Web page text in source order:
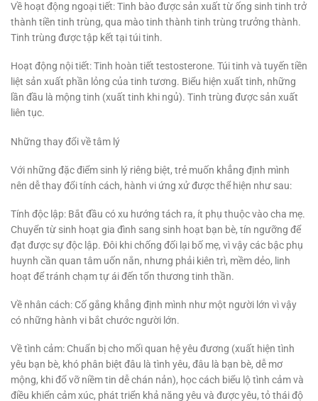
Về hoạt động ngoại tiết: Tinh bào được sản xuất từ ống sinh tinh trở
thành tiền tinh trùng, qua mào tinh thành tinh trùng trưởng thành.
Tinh trùng được tập kết tại túi tinh.
Hoạt động nội tiết: Tinh hoàn tiết testosterone. Túi tinh và tuyến tiền
liệt sản xuất phần lỏng của tinh tương. Biểu hiện xuất tinh, những
lần đầu là mộng tinh (xuất tinh khi ngủ). Tinh trùng được sản xuất
liên tục.
Những thay đổi về tâm lý
Với những đặc điểm sinh lý riêng biệt, trẻ muốn khẳng định mình
nên dễ thay đổi tính cách, hành vi ứng xử được thể hiện như sau:
Tính độc lập: Bắt đầu có xu hướng tách ra, ít phụ thuộc vào cha mẹ.
Chuyển từ sinh hoạt gia đình sang sinh hoạt bạn bè, tín ngưỡng để
đạt được sự độc lập. Đôi khi chống đối lại bố mẹ, vì vậy các bậc phụ
huynh cần quan tâm uốn nắn, nhưng phải kiên trì, mềm dẻo, linh
hoạt để tránh chạm tự ái đến tổn thương tinh thần.
Về nhân cách: Cố gắng khẳng định mình như một người lớn vì vậy
có những hành vi bắt chước người lớn.
Về tình cảm: Chuẩn bị cho mối quan hệ yêu đương (xuất hiện tình
yêu bạn bè, khó phân biệt đâu là tình yêu, đâu là bạn bè, dễ mơ
mộng, khi đổ vỡ niềm tin dễ chán nản), học cách biểu lộ tình cảm và
điều khiển cảm xúc, phát triển khả năng yêu và được yêu, tỏ thái độ